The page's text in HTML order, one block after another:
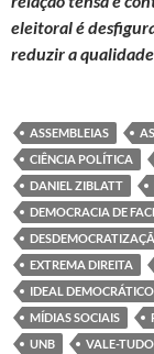
eleitoral é
reduzir a
ASSEMBLEIAS
CIÊNCIA POLÍTICA
DANIEL ZIBLATT
DEMOCRACIA DE
EXTREMA DIREITA
IDEAL DEMOCRÁTICO
MÍDIAS SOCIAIS
UNB
VALE-TUDO